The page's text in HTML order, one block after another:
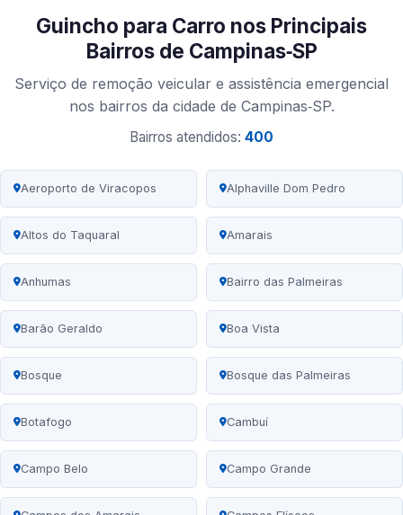
Guincho para Carro nos Principais
Bairros de Campinas‑SP
Serviço de remoção veicular e assistência emergencial
nos bairros da cidade de Campinas‑SP.
Bairros atendidos: 400
Aeroporto de Viracopos Alphaville Dom Pedro
Altos do Taquaral Amarais
Anhumas Bairro das Palmeiras
Barão Geraldo Boa Vista
Bosque Bosque das Palmeiras
Botafogo Cambuí
Campo Belo Campo Grande